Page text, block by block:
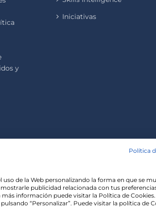
y
Iniciativas
Copyright 2020 |
relevant experience by remembering
of ALL the cookies.
Política
de la Web personalizando la forma en que se
publicidad relacionada con tus
información puede visitar la Política de Cookies.
“Personalizar”. Puede visitar la política de